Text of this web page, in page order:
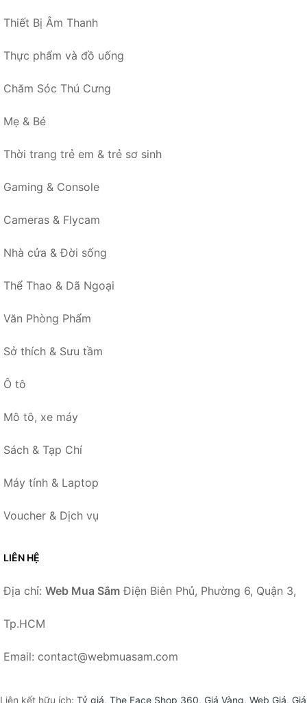
Thiết Bị Âm Thanh
Thực phẩm và đồ uống
Chăm Sóc Thú Cưng
Mẹ & Bé
Thời trang trẻ em & trẻ sơ sinh
Gaming & Console
Cameras & Flycam
Nhà cửa & Đời sống
Thể Thao & Dã Ngoại
Văn Phòng Phẩm
Sở thích & Sưu tầm
Ô tô
Mô tô, xe máy
Sách & Tạp Chí
Máy tính & Laptop
Voucher & Dịch vụ
LIÊN HỆ
Địa chỉ: Web Mua Sắm Điện Biên Phủ, Phường 6, Quận 3,
Tp.HCM
Email: contact@webmuasam.com
Liên kết hữu ích: Tỷ giá, The Face Shop 360, Giá Vàng, Web Giá, Giá